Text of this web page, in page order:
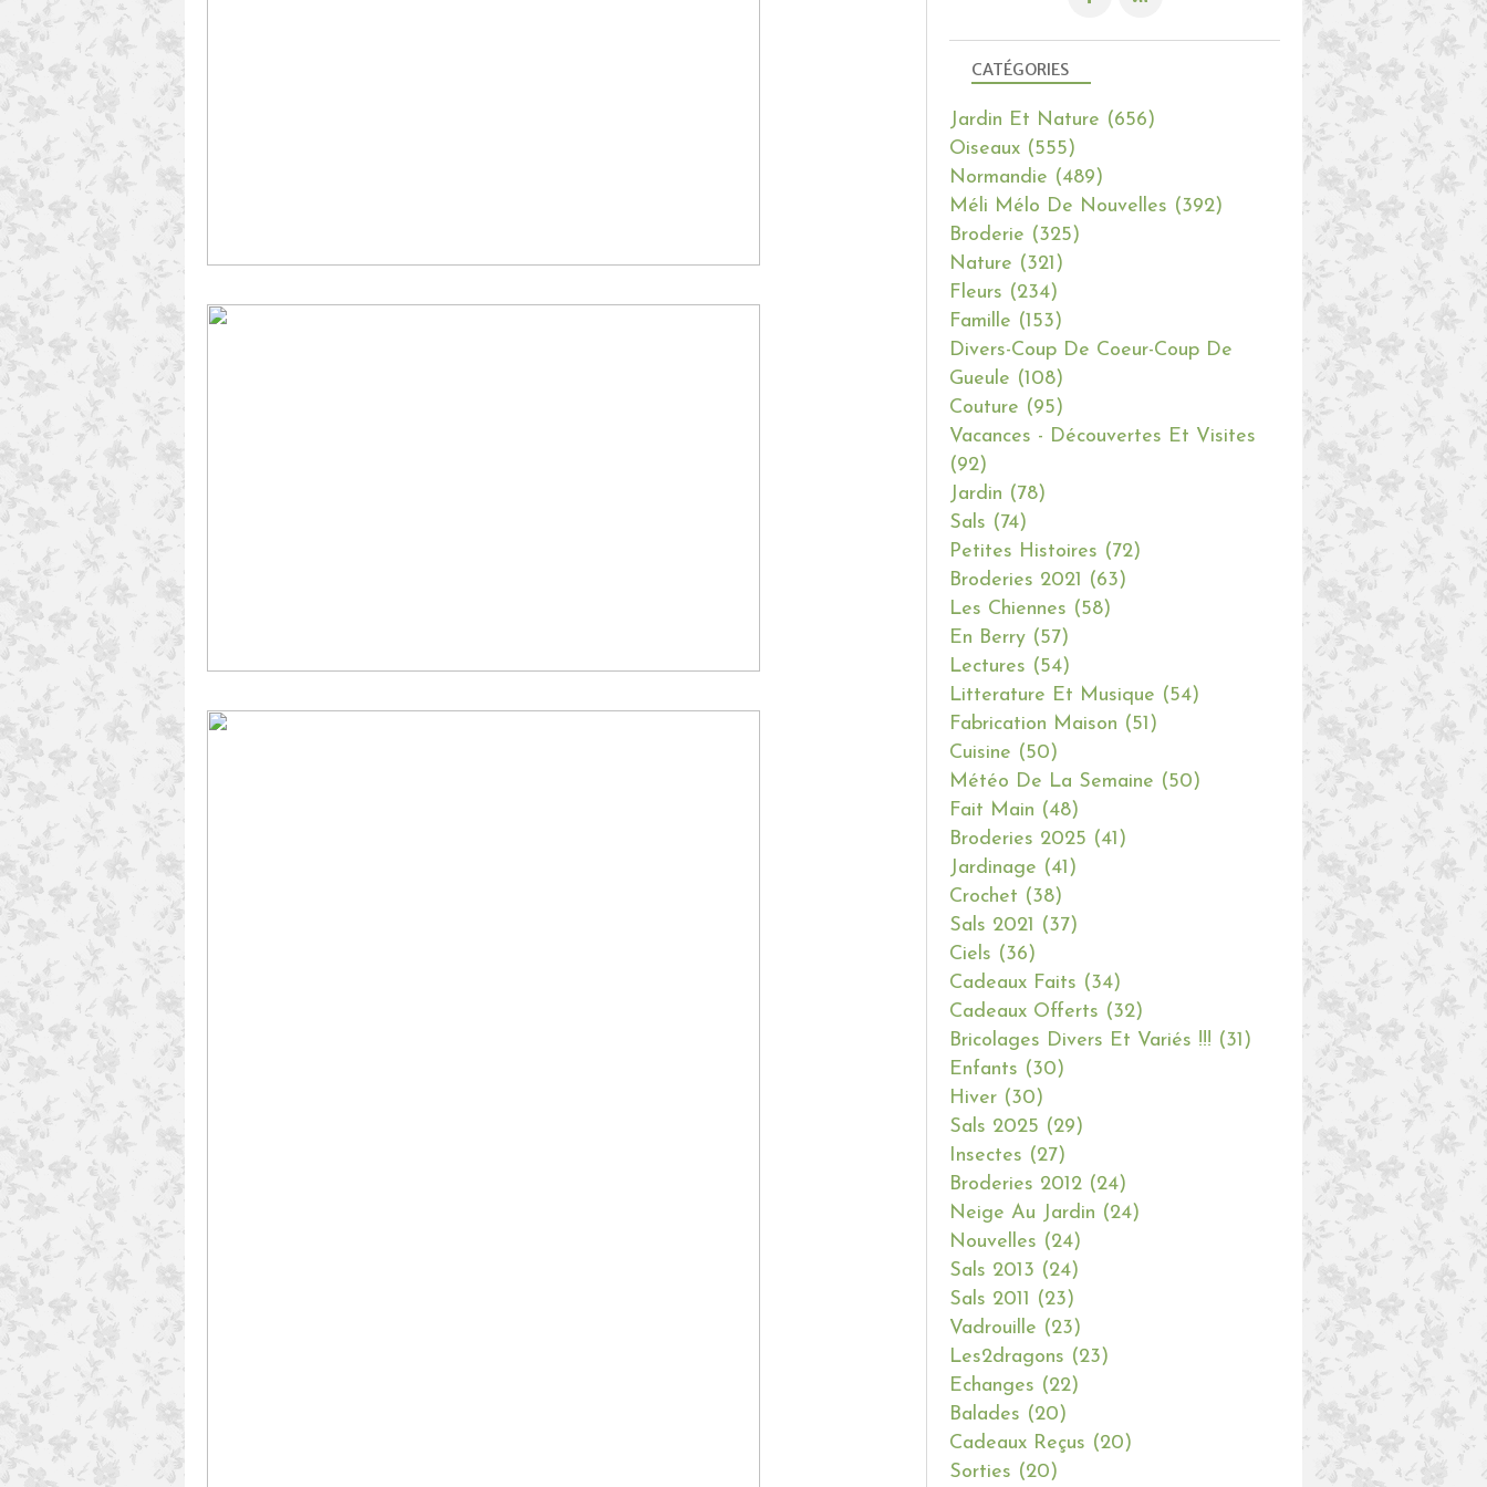
CATÉGORIES
Jardin Et Nature (656)
Oiseaux (555)
Normandie (489)
Méli Mélo De Nouvelles (392)
Broderie (325)
Nature (321)
Fleurs (234)
Famille (153)
Divers-Coup De Coeur-Coup De
Gueule (108)
Couture (95)
Vacances - Découvertes Et Visites
(92)
Jardin (78)
Sals (74)
Petites Histoires (72)
Broderies 2021
(63)
Les Chiennes (58)
En Berry (57)
Lectures (54)
Litterature Et Musique (54)
Fabrication Maison (51)
Cuisine (50)
Météo De La Semaine (50)
Fait Main (48)
Broderies 2025 (41)
Jardinage (41)
Crochet (38)
Sals 2021
(37)
Ciels (36)
Cadeaux Faits (34)
Cadeaux Offerts (32)
Bricolages Divers Et Variés !!! (31)
Enfants (30)
Hiver (30)
Sals 2025 (29)
Insectes (27)
Broderies 2012 (24)
Neige Au Jardin (24)
Nouvelles (24)
Sals 2013 (24)
Sals 2011
(23)
Vadrouille (23)
Les2dragons (23)
Echanges (22)
Balades (20)
Cadeaux Reçus (20)
Sorties (20)